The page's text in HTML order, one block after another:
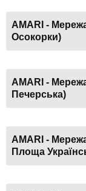
AMARI -
Осокорки)
AMARI -
Печерська)
AMARI -
Площа